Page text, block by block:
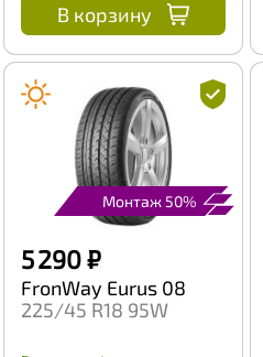
В корзину
Монтаж 50%
5 290 ₽
FronWay Eurus 08
225/45 R18 95W